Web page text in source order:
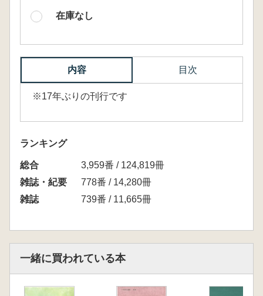
在庫なし
内容 目次
※17年ぶりの刊行です
ランキング
総合
3,959番 / 124,819冊
雑誌・紀要
778番 / 14,280冊
雑誌
739番 / 11,665冊
一緒に買われている本